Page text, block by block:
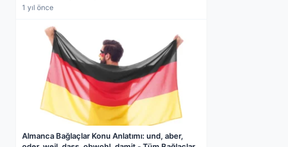
1 yıl önce
Almanca Bağlaçlar Konu Anlatımı: und, aber,